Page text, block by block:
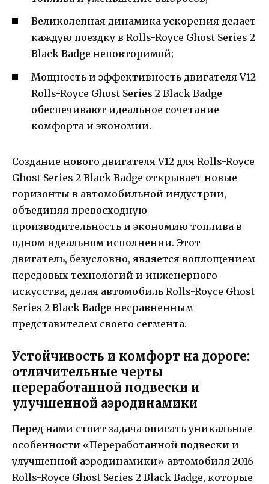
Великолепная динамика ускорения делает
каждую поездку в Rolls-Royce Ghost Series 2
Black Badge неповторимой;
Мощность и эффективность двигателя V12
Rolls-Royce Ghost Series 2 Black Badge
обеспечивают идеальное сочетание
комфорта и экономии.
Создание нового двигателя V12 для Rolls-Royce
Ghost Series 2 Black Badge открывает новые
горизонты в автомобильной индустрии,
объединяя превосходную
производительность и экономию топлива в
одном идеальном исполнении. Этот
двигатель, безусловно, является воплощением
передовых технологий и инженерного
искусства, делая автомобиль Rolls-Royce Ghost
Series 2 Black Badge несравненным
представителем своего сегмента.
Устойчивость и комфорт на дороге:
отличительные черты
переработанной подвески и
улучшенной аэродинамики
Перед нами стоит задача описать уникальные
особенности «Переработанной подвески и
улучшенной аэродинамики» автомобиля 2016
Rolls-Royce Ghost Series 2 Black Badge, которые